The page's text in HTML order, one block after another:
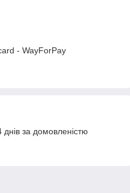
- WayForPay
за домовленістю